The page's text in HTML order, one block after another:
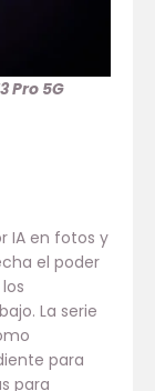
Pro 5G
IA en fotos y
el poder
La serie
para
para